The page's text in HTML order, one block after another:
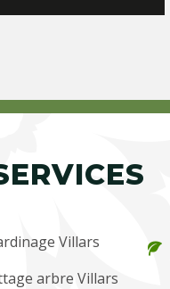
Villars
arbre Villars